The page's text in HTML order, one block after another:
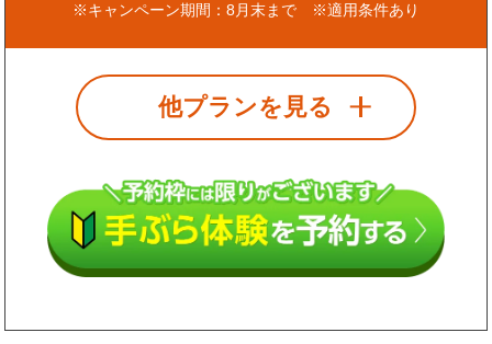
※キャンペーン期間：8月末まで ※適用条件あり
他プランを見る